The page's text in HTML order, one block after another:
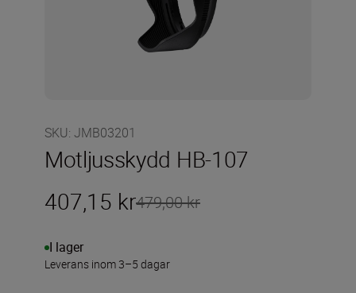
SKU: JMB03201
Motljusskydd HB-107
407,15 kr479,00 kr
I lager
Leverans inom 3–5 dagar